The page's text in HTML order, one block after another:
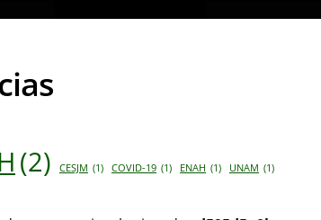
(2) CESJM (1) COVID-19 (1) ENAH (1) UNAM (1)